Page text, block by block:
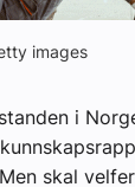
images
i
skal